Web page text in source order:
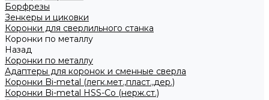
Борфрезы
Зенкеры и циковки
Коронки для сверлильного станка
Коронки по металлу
Назад
Коронки по металлу
Адаптеры для коронок и сменные сверла
Коронки Bi-metal (легк.мет.,пласт.,дер.)
Коронки Bi-metal HSS-Co (нерж.ст.)